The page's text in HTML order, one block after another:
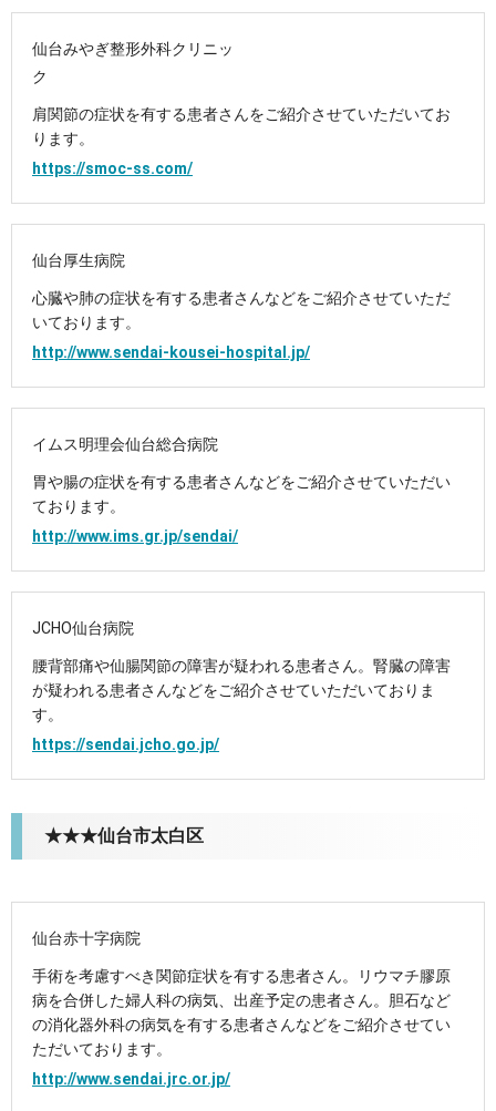
仙台みやぎ整形外科クリニッ
ク
肩関節の症状を有する患者さんをご紹介させていただいてお
ります。
https://smoc-ss.com/
仙台厚生病院
心臓や肺の症状を有する患者さんなどをご紹介させていただ
いております。
http://www.sendai-kousei-hospital.jp/
イムス明理会仙台総合病院
胃や腸の症状を有する患者さんなどをご紹介させていただい
ております。
http://www.ims.gr.jp/sendai/
JCHO仙台病院
腰背部痛や仙腸関節の障害が疑われる患者さん。腎臓の障害
が疑われる患者さんなどをご紹介させていただいておりま
す。
https://sendai.jcho.go.jp/
★★★仙台市太白区
仙台赤十字病院
手術を考慮すべき関節症状を有する患者さん。リウマチ膠原
病を合併した婦人科の病気、出産予定の患者さん。胆石など
の消化器外科の病気を有する患者さんなどをご紹介させてい
ただいております。
http://www.sendai.jrc.or.jp/